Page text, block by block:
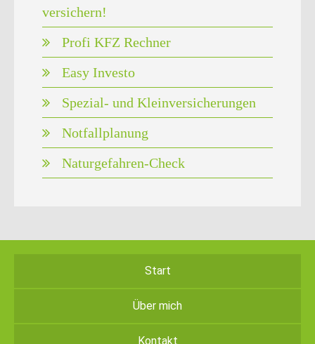
versichern!
Profi KFZ Rechner
Easy Investo
Spezial- und Kleinversicherungen
Notfallplanung
Naturgefahren-Check
Start
Über mich
Kontakt